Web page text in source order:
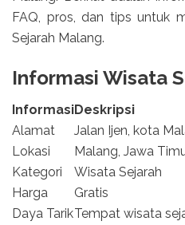
FAQ, pros, dan tips untuk
Sejarah Malang.
Informasi Wisata
InformasiDeskripsi
Alamat
Jalan Ijen, kota
Lokasi
Malang, Jawa
Kategori
Wisata Sejarah
Harga
Gratis
Daya TarikTempat wisata